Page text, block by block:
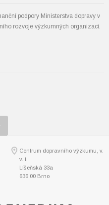
podpory Ministerstva dopravy v
rozvoje výzkumných organizací.
Centrum dopravního výzkumu, v.
v. i.
Líšeňská 33a
636 00 Brno